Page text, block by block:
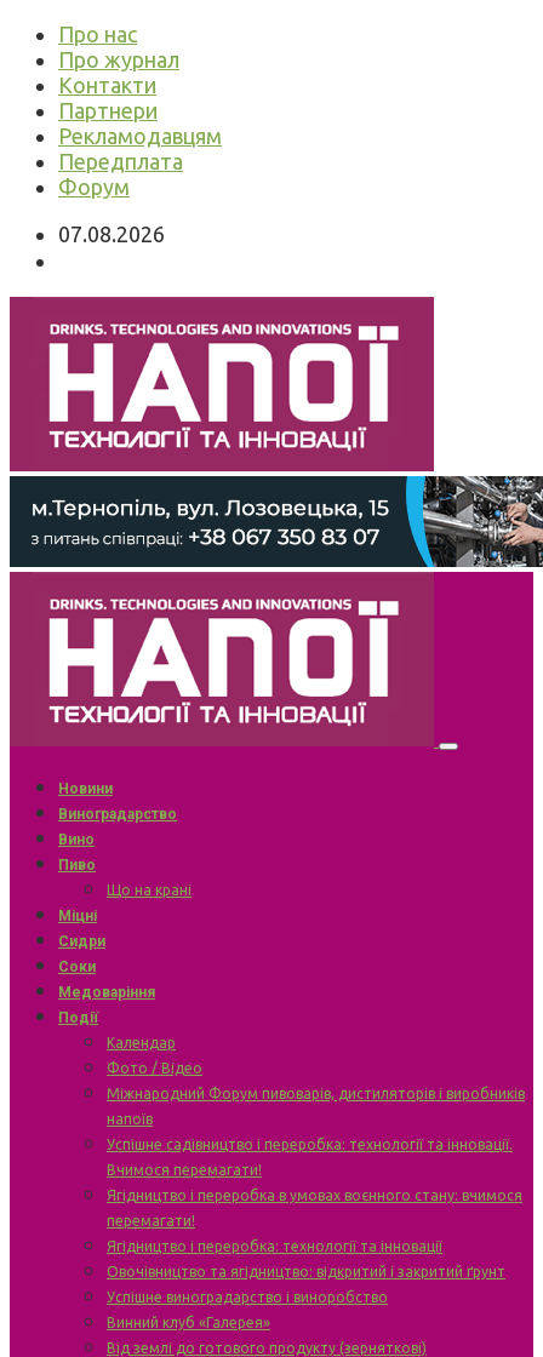
Про нас
Про журнал
Контакти
Партнери
Рекламодавцям
Передплата
Форум
07.08.2026
Новини
Виноградарство
Вино
Пиво
Що на крані
Міцні
Сидри
Соки
Медоваріння
Події
Календар
Фото / Відео
Міжнародний Форум пивоварів, дистиляторів і виробників
напоїв
Успішне садівництво і переробка: технології та інновації.
Вчимося перемагати!
Ягідництво і переробка в умовах воєнного стану: вчимося
перемагати!
Ягідництво і переробка: технології та інновації
Овочівництво та ягідництво: відкритий і закритий ґрунт
Успішне виноградарство і виноробство
Винний клуб «Галерея»
Від землі до готового продукту (зерняткові)